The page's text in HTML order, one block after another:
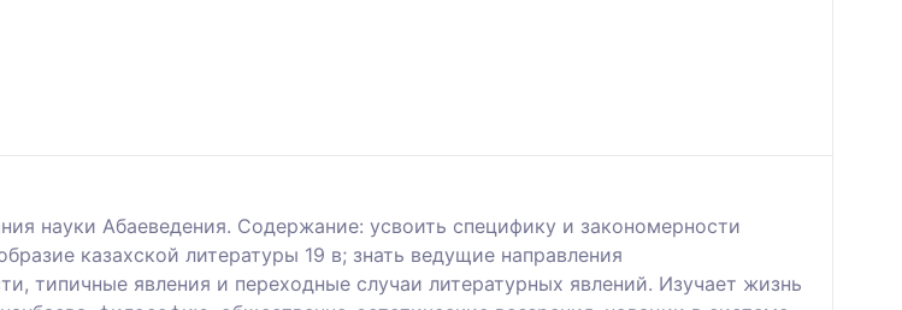
науки Абаеведения. Содержание: усвоить специфику и закономерности
казахской литературы 19 в; знать ведущие направления
типичные явления и переходные случаи литературных явлений. Изучает жизнь